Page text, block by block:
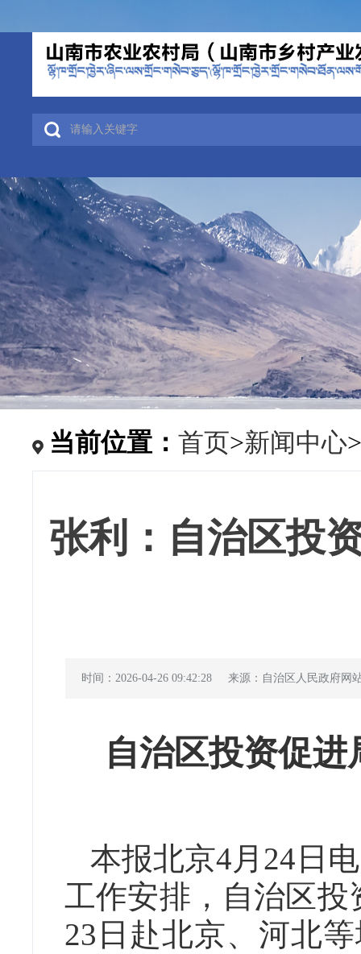
当前位置： 首页>新闻中心>
张利：自治区投
时间：2026-04-26 09:42:28 来源：自治区人民政府网
自治区投资促
本报北京4月24日
工作安排，自治区投
23日赴北京、河北